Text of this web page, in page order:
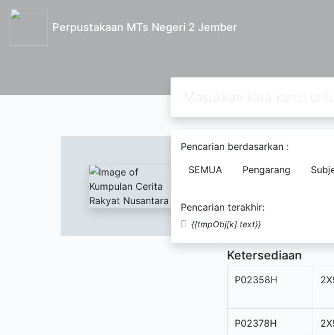
Perpustakaan MTs Negeri 2 Jember
Pencarian berdasarkan :
SEMUA
Pengarang
Pencarian terakhir:
{{tmpObj[k].text}}
Text
Kumpulan
Ketersediaan
P02358H
P02378H